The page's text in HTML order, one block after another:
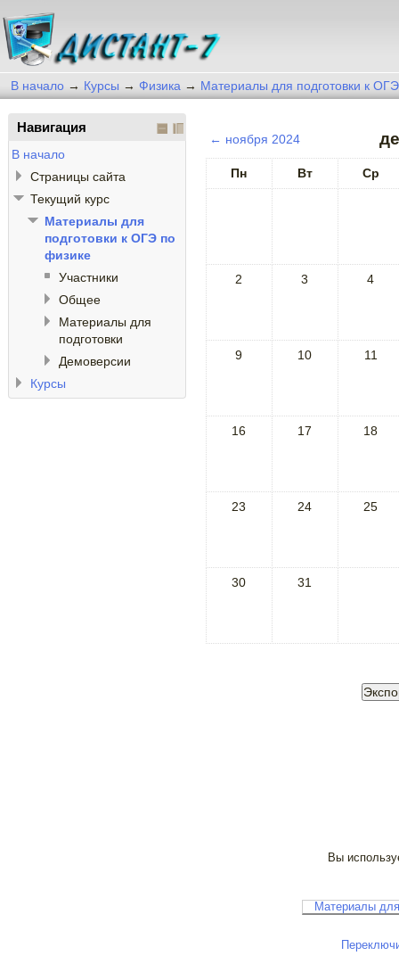
В начало → Курсы → Физика → Материалы для подготовки к
← ноября 2024
Пн Вт Ср
2 3 4
9 10 11
16 17 18
23 24 25
30 31
Навигация
В начало
Страницы сайта
Текущий курс
Материалы для
подготовки к ОГЭ по
физике
Участники
Общее
Материалы для
подготовки
Демоверсии
Курсы
Вы
Материалы